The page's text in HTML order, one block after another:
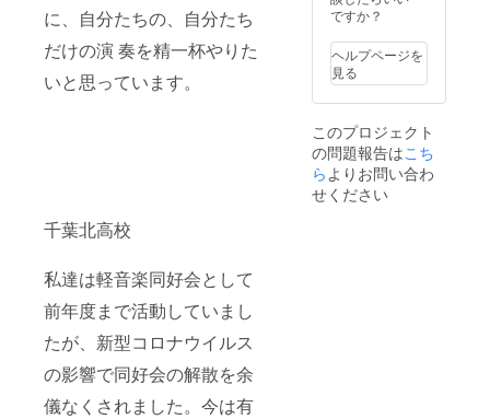
に、自分たちの、自分たち
だけの演 奏を精一杯やりた
いと思っています。
千葉北高校
私達は軽音楽同好会として
前年度まで活動していまし
たが、新型コロナウイルス
の影響で同好会の解散を余
儀なくされました。今は有
ですか？
ヘルプページを
見る
このプロジェクト
の問題報告はこち
ら よりお問い合わ
せください